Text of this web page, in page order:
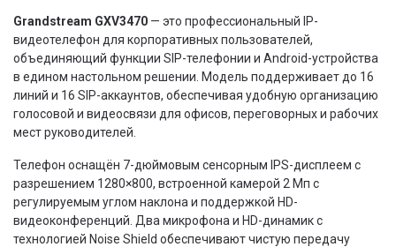
Grandstream GXV3470 — это профессиональный IP-
видеотелефон для корпоративных пользователей,
объединяющий функции SIP-телефонии и Android-устройства
в едином настольном решении. Модель поддерживает до 16
линий и 16 SIP-аккаунтов, обеспечивая удобную организацию
голосовой и видеосвязи для офисов, переговорных и рабочих
мест руководителей.
Телефон оснащён 7-дюймовым сенсорным IPS-дисплеем с
разрешением 1280×800, встроенной камерой 2 Мп с
регулируемым углом наклона и поддержкой HD-
видеоконференций. Два микрофона и HD-динамик с
технологией Noise Shield обеспечивают чистую передачу